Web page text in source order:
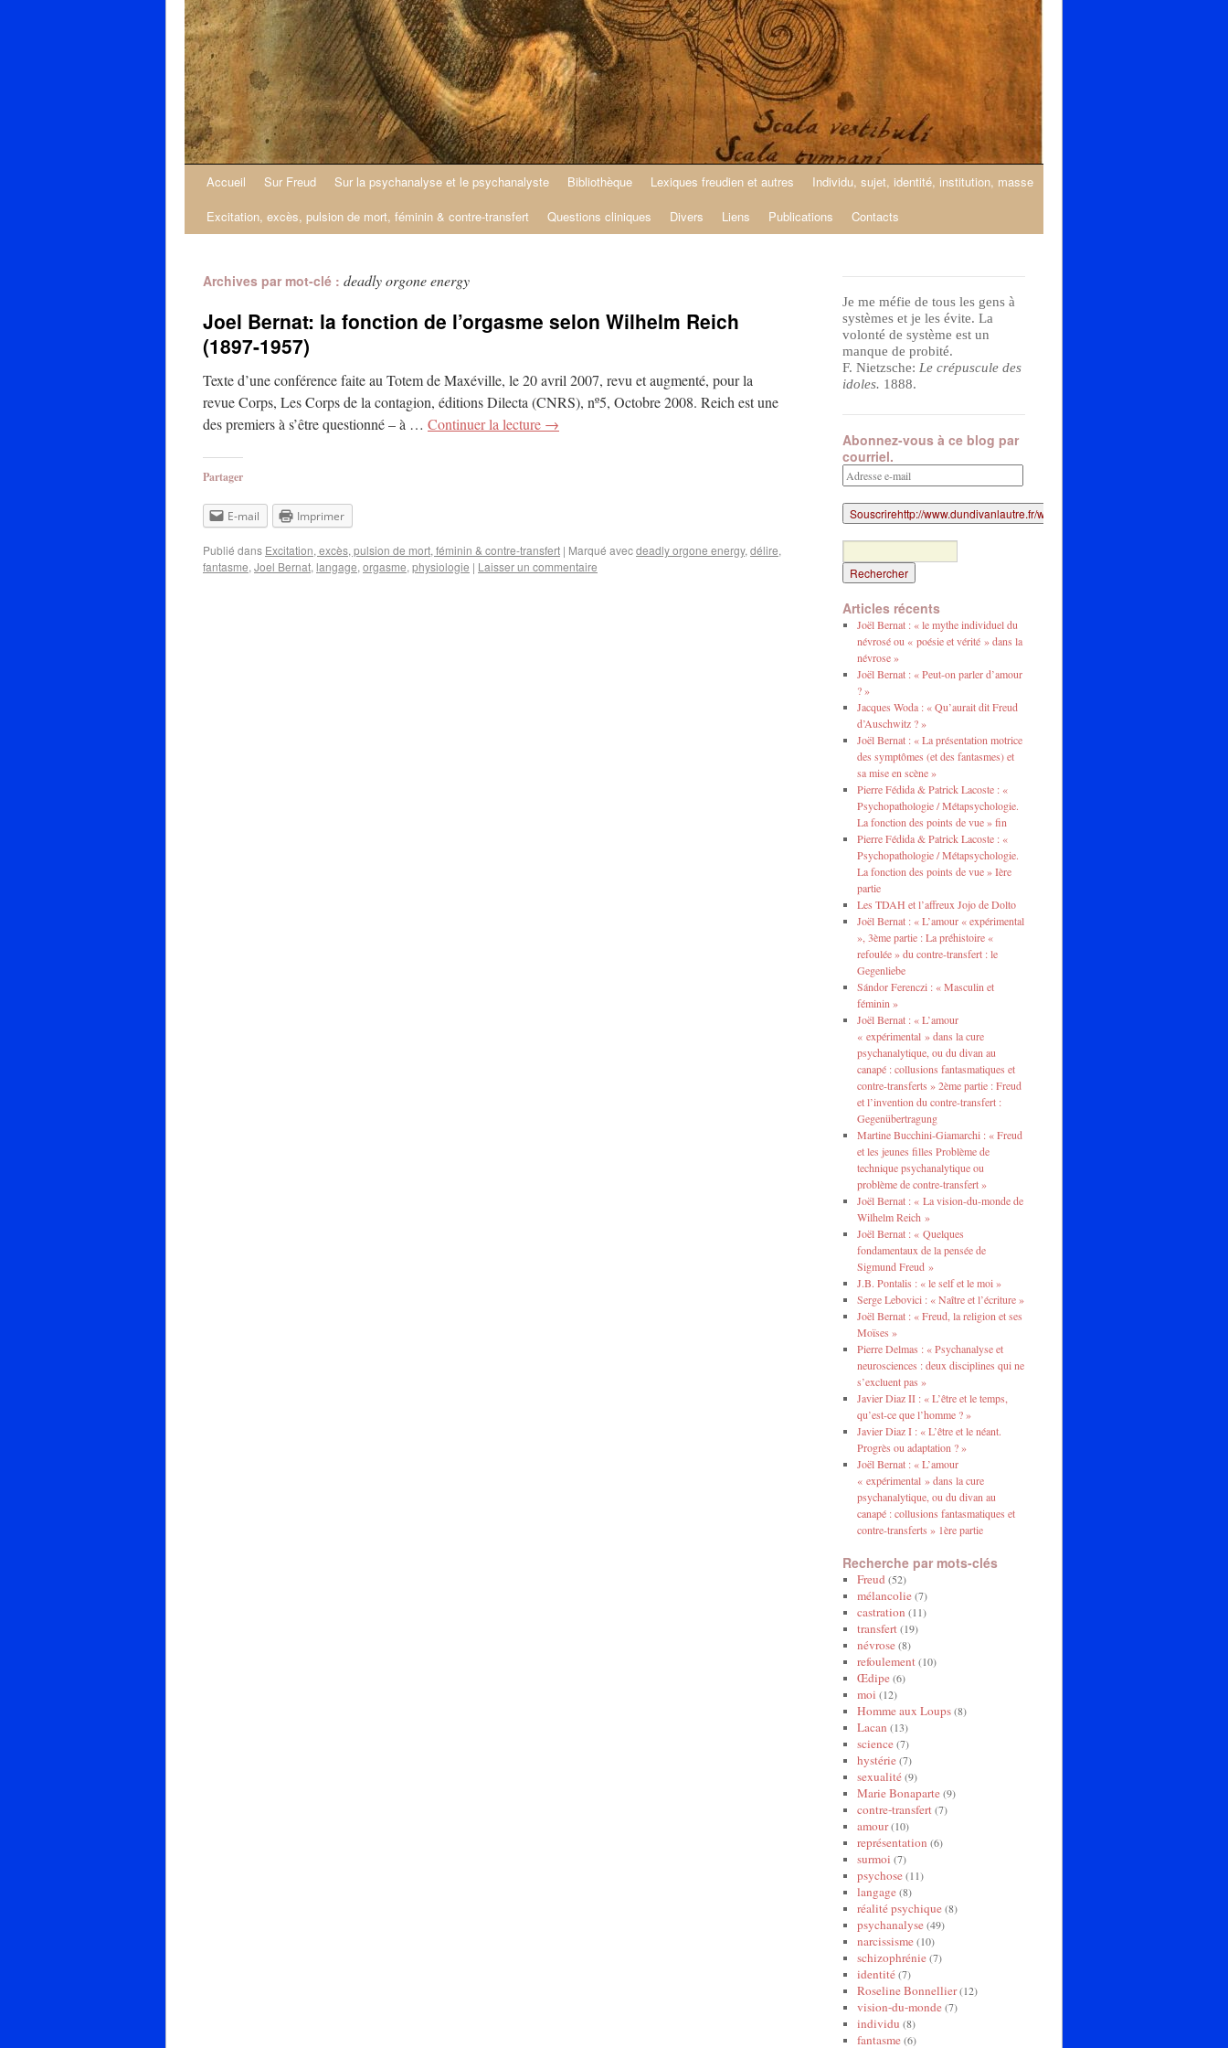
Accueil Sur Freud Sur la psychanalyse et le psychanalyste Bibliothèque Lexiques freudien et autres
Individu, sujet, identité, institution, masse
Excitation, excès, pulsion de mort, féminin & contre-transfert
Questions cliniques Divers Liens Publications Contacts
Archives par mot-clé : deadly orgone energy
Joel Bernat: la fonction de l’orgasme selon Wilhelm Reich
(1897-1957)
Texte d’une conférence faite au Totem de Maxéville, le 20 avril 2007, revu et augmenté, pour la
revue Corps, Les Corps de la contagion, éditions Dilecta (CNRS), nº5, Octobre 2008. Reich est une
des premiers à s’être questionné – à … Continuer la lecture →
Partager
E-mail Imprimer
Publié dans Excitation, excès, pulsion de mort, féminin & contre-transfert | Marqué avecdeadly orgone energy, délire,
fantasme, Joel Bernat, langage, orgasme, physiologie | Laisser un commentaire
Je me méfie de tous les gens à
systèmes et je les évite. La
volonté de système est un
manque de probité.
F. Nietzsche: Le crépuscule des
idoles. 1888.
Abonnez-vous à ce blog par
courriel.
Adresse
e-
mail
Articles récents
Joël Bernat : « le mythe individuel du
névrosé ou « poésie et vérité » dans la
névrose »
Joël Bernat : « Peut-on parler d’amour
? »
Jacques Woda : « Qu’aurait dit Freud
d’Auschwitz ? »
Joël Bernat : « La présentation motrice
des symptômes (et des fantasmes) et
sa mise en scène »
Pierre Fédida & Patrick Lacoste : «
Psychopathologie / Métapsychologie.
La fonction des points de vue » fin
Pierre Fédida & Patrick Lacoste : «
Psychopathologie / Métapsychologie.
La fonction des points de vue » Ière
partie
Les TDAH et l’affreux Jojo de Dolto
Joël Bernat : « L’amour « expérimental
», 3ème partie : La préhistoire «
refoulée » du contre-transfert : le
Gegenliebe
Sándor Ferenczi : « Masculin et
féminin »
Joël Bernat : « L’amour
« expérimental » dans la cure
psychanalytique, ou du divan au
canapé : collusions fantasmatiques et
contre-transferts » 2ème partie : Freud
et l’invention du contre-transfert :
Gegenübertragung
Martine Bucchini-Giamarchi : « Freud
et les jeunes filles Problème de
technique psychanalytique ou
problème de contre-transfert »
Joël Bernat : « La vision-du-monde de
Wilhelm Reich »
Joël Bernat : « Quelques
fondamentaux de la pensée de
Sigmund Freud »
J.B. Pontalis : « le self et le moi »
Serge Lebovici : « Naître et l’écriture »
Joël Bernat : « Freud, la religion et ses
Moïses »
Pierre Delmas : « Psychanalyse et
neurosciences : deux disciplines qui ne
s’excluent pas »
Javier Diaz II : « L’être et le temps,
qu’est-ce que l’homme ? »
Javier Diaz I : « L’être et le néant.
Progrès ou adaptation ? »
Joël Bernat : « L’amour
« expérimental » dans la cure
psychanalytique, ou du divan au
canapé : collusions fantasmatiques et
contre-transferts » 1ère partie
Recherche par mots-clés
Freud (52)
mélancolie(7)
castration (11)
transfert(19)
névrose(8)
refoulement(10)
Œdipe(6)
moi (12)
Homme aux Loups(8)
Lacan (13)
science(7)
hystérie(7)
sexualité(9)
Marie Bonaparte(9)
contre-transfert(7)
amour(10)
représentation (6)
surmoi (7)
psychose(11)
langage(8)
réalité psychique(8)
psychanalyse(49)
narcissisme(10)
schizophrénie(7)
identité(7)
Roseline Bonnellier(12)
vision-du-monde(7)
individu (8)
fantasme(6)